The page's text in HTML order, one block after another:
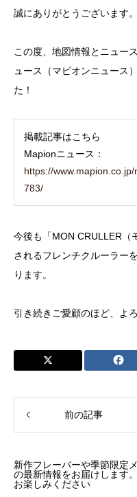
誠にありがとうございます。
この度、地図情報とニュー
ュース（マピオンニュース
た！
掲載記事はこちら
Mapionニュース：
https://
783/
今後も「MON CRULLER（
されるフレンチクルーラー
ります。
引き続きご愛顧のほど、よ
前の記事
新作フレーバーや季節限定
の最新情報をお届けします
お楽しみください